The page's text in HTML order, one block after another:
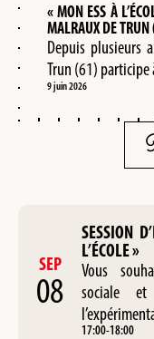
« MON ESS À
MALRAUX DE
Depuis plusieurs
Trun (61) participe
9 juin 2026
SEP
08
SESSION
L’ÉCOLE »
Vous
sociale
17:00-18:00